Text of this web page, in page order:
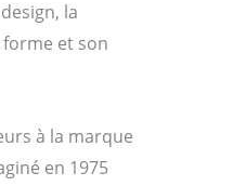
la
forme et son
à la marque
en 1975